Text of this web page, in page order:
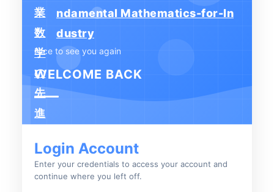
研究代表者専用 委員専用
学内専用
English
Q&A
アクセス・お問合せ
メルマガ
ndamental Mathematics-for-In
dustry
Nice to see you again
WELCOME BACK
Login Account
Enter your credentials to access your account and
continue where you left off.